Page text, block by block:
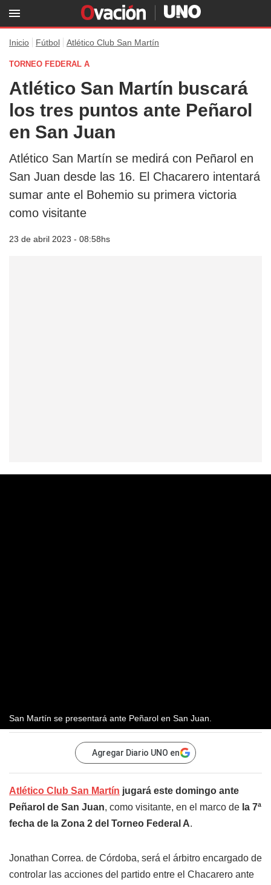
Inicio Fútbol Atlético Club San Martín
TORNEO FEDERAL A
Atlético San Martín buscará
los tres puntos ante Peñarol
en San Juan
Atlético San Martín se medirá con Peñarol en
San Juan desde las 16. El Chacarero intentará
sumar ante el Bohemio su primera victoria
como visitante
23 de abril 2023 - 08:58hs
San Martín se presentará ante Peñarol en San Juan.
Agregar Diario UNO en
Atlético Club San Martín jugará este domingo ante
Peñarol de San Juan, como visitante, en el marco de la 7ª
fecha de la Zona 2 del Torneo Federal A.
Jonathan Correa. de Córdoba, será el árbitro encargado de
controlar las acciones del partido entre el Chacarero ante